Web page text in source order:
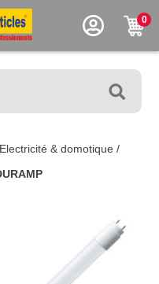
0
Electricité & domotique /